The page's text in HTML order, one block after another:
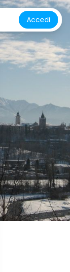
Accedi